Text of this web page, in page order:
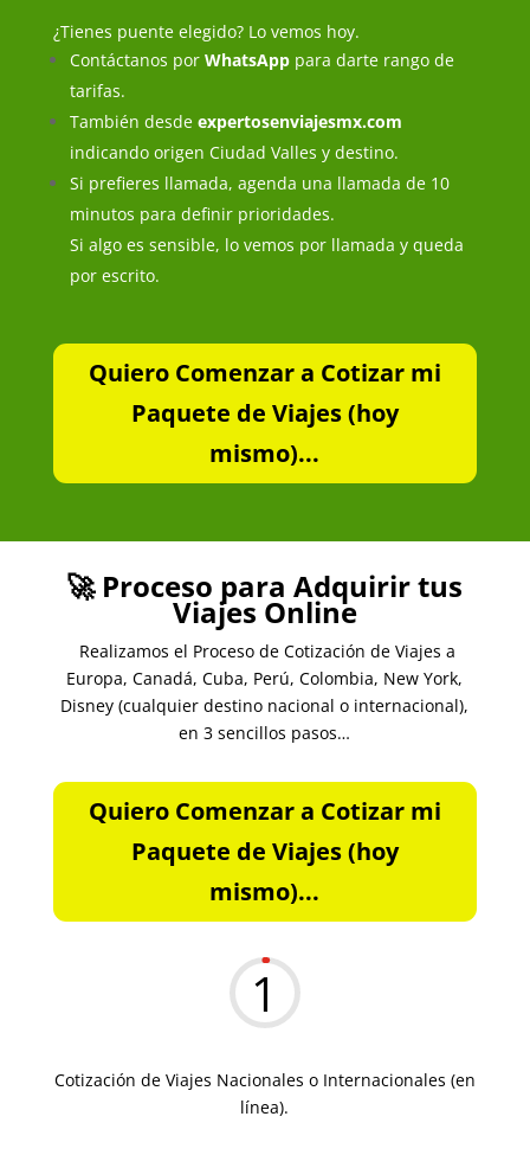
¿Tienes puente elegido? Lo vemos hoy.
Contáctanos por WhatsApppara darte rango de
tarifas.
También desde expertosenviajesmx.com
indicando origen Ciudad Valles y destino.
Si prefieres llamada, agenda una llamada de 10
minutos para definir prioridades.
Si algo es sensible, lo vemos por llamada y queda
por escrito.
Quiero Comenzar a Cotizar mi
Paquete de Viajes (hoy
mismo)...
🚀 Proceso para Adquirir tus
Viajes Online
Realizamos el Proceso de Cotización de Viajes a
Europa, Canadá, Cuba, Perú, Colombia, New York,
Disney (cualquier destino nacional o internacional),
en 3 sencillos pasos…
Quiero Comenzar a Cotizar mi
Paquete de Viajes (hoy
mismo)...
1
Cotización de Viajes Nacionales o Internacionales (en
línea).